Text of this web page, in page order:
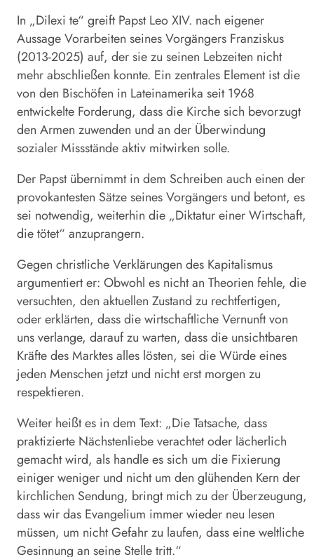
In „Dilexi te“ greift Papst Leo XIV. nach eigener
Aussage Vorarbeiten seines Vorgängers Franziskus
(2013-2025) auf, der sie zu seinen Lebzeiten nicht
mehr abschließen konnte. Ein zentrales Element ist die
von den Bischöfen in Lateinamerika seit 1968
entwickelte Forderung, dass die Kirche sich bevorzugt
den Armen zuwenden und an der Überwindung
sozialer Missstände aktiv mitwirken solle.
Der Papst übernimmt in dem Schreiben auch einen der
provokantesten Sätze seines Vorgängers und betont, es
sei notwendig, weiterhin die „Diktatur einer Wirtschaft,
die tötet“ anzuprangern.
Gegen christliche Verklärungen des Kapitalismus
argumentiert er: Obwohl es nicht an Theorien fehle, die
versuchten, den aktuellen Zustand zu rechtfertigen,
oder erklärten, dass die wirtschaftliche Vernunft von
uns verlange, darauf zu warten, dass die unsichtbaren
Kräfte des Marktes alles lösten, sei die Würde eines
jeden Menschen jetzt und nicht erst morgen zu
respektieren.
Weiter heißt es in dem Text: „Die Tatsache, dass
praktizierte Nächstenliebe verachtet oder lächerlich
gemacht wird, als handle es sich um die Fixierung
einiger weniger und nicht um den glühenden Kern der
kirchlichen Sendung, bringt mich zu der Überzeugung,
dass wir das Evangelium immer wieder neu lesen
müssen, um nicht Gefahr zu laufen, dass eine weltliche
Gesinnung an seine Stelle tritt.“